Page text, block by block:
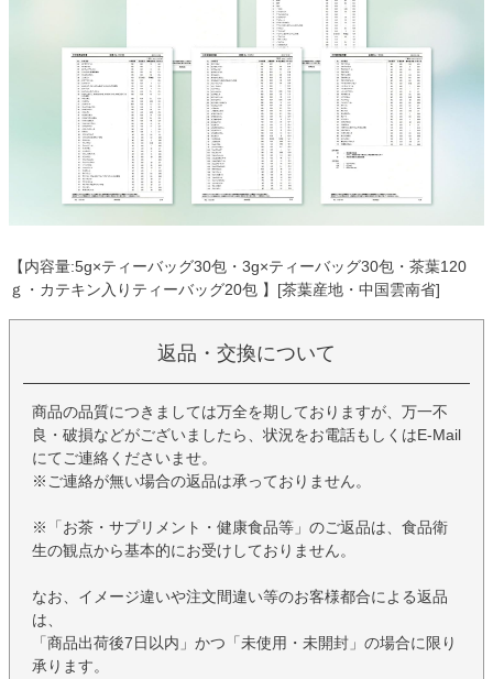
【内容量:5g×ティーバッグ30包・3g×ティーバッグ30包・茶葉120
ｇ・カテキン入りティーバッグ20包 】[茶葉産地・中国雲南省]
返品・交換について
商品の品質につきましては万全を期しておりますが、万一不
良・破損などがございましたら、状況をお電話もしくはE-Mail
にてご連絡くださいませ。
※ご連絡が無い場合の返品は承っておりません。
※「お茶・サプリメント・健康食品等」のご返品は、食品衛
生の観点から基本的にお受けしておりません。
なお、イメージ違いや注文間違い等のお客様都合による返品
は、
「商品出荷後7日以内」かつ「未使用・未開封」の場合に限り
承ります。